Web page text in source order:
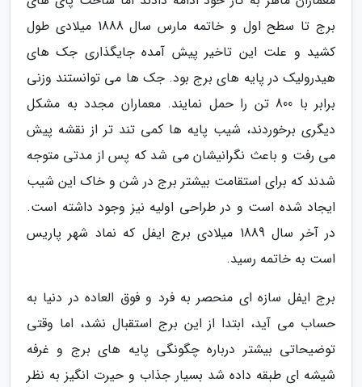
برج تا سطح اول و خاتمه مارس سال 1888 میلادی طول
کشید و علت این تاخیر پیش آمده جایگذاری جک های
هیدرولیک در پایه های برج بود. جک ها می توانستند وزنی
برابر با 800 تن را حمل نمایند. معماران مجدد به مشکل
دیگری برخوردند، شیب پایه ها کمی تند تر از نقشه پیش
می رفت و باعث نگرانیشان می شد که پس از مدتی متوجه
شدند که برای استقامت بیشتر برج در شن و خاک این شیب
ایجاد شده است و در طراحی اولیه نیز وجود داشته است.
در آخر سال 1889 میلادی برج ایفل که نماد شهر پاریس
است به خاتمه رسید.
برج ایفل سازه ای منحصر به فرد و فوق العاده در دنیا به
حساب می آید، ابتدا از این برج استقبال نشد، اما وقتی
توضیحاتی بیشتر درباره چگونگی پایه های برج و غرفه
شیشه ای طبقه داده شد بسیار جذاب و حیرت انگیز به نظر